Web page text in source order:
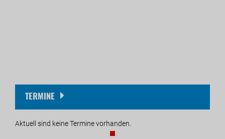
TERMINE
Aktuell sind keine Termine vorhanden.